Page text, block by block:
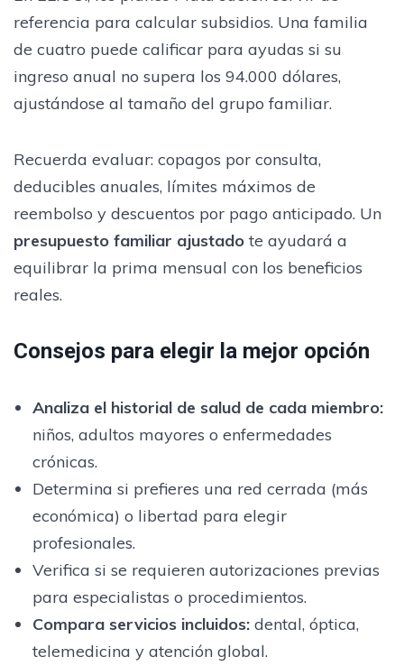
referencia para calcular subsidios. Una familia
de cuatro puede calificar para ayudas si su
ingreso anual no supera los 94.000 dólares,
ajustándose al tamaño del grupo familiar.
Recuerda evaluar: copagos por consulta,
deducibles anuales, límites máximos de
reembolso y descuentos por pago anticipado. Un
presupuesto familiar ajustado te ayudará a
equilibrar la prima mensual con los beneficios
reales.
Consejos para elegir la mejor opción
Analiza el historial de salud de cada miembro:
niños, adultos mayores o enfermedades
crónicas.
Determina si prefieres una red cerrada (más
económica) o libertad para elegir
profesionales.
Verifica si se requieren autorizaciones previas
para especialistas o procedimientos.
Compara servicios incluidos:dental, óptica,
telemedicina y atención global.